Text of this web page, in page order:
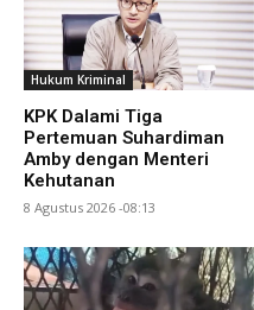
Hukum Kriminal
KPK Dalami Tiga
Pertemuan Suhardiman
Amby dengan Menteri
Kehutanan
8 Agustus 2026 -08:13